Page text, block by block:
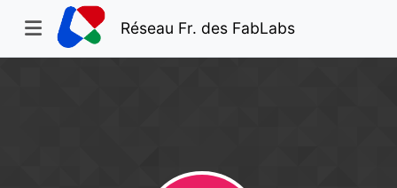
Réseau Fr. des FabLabs